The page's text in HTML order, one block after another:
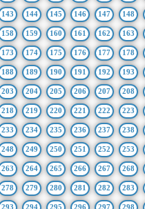
143 144 145 146 147 148
158 159 160 161 162 163
173 174 175 176 177 178
188 189 190 191 192 193
203 204 205 206 207 208
218 219 220 221 222 223
233 234 235 236 237 238
248 249 250 251 252 253
263 264 265 266 267 268
278 279 280 281 282 283
293 294 295 296 297 298